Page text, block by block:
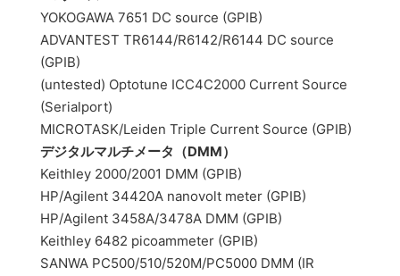
YOKOGAWA 7651 DC source (GPIB)
ADVANTEST TR6144/R6142/R6144 DC source
(GPIB)
(untested) Optotune ICC4C2000 Current Source
(Serialport)
MICROTASK/Leiden Triple Current Source (GPIB)
デジタルマルチメータ（DMM）
Keithley 2000/2001 DMM (GPIB)
HP/Agilent 34420A nanovolt meter (GPIB)
HP/Agilent 3458A/3478A DMM (GPIB)
Keithley 6482 picoammeter (GPIB)
SANWA PC500/510/520M/PC5000 DMM (IR